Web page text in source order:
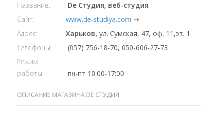
Название:
De Студия, веб-студия
Сайт:
www.de-studiya.com ⇢
Адрес:
Харьков, ул. Сумская, 47, оф. 11,эт. 1
Телефоны:
(057) 756-18-70, 050-606-27-73
Режим
работы:
пн-пт 10:00-17:00
ОПИСАНИЕ МАГАЗИНА DE СТУДИЯ